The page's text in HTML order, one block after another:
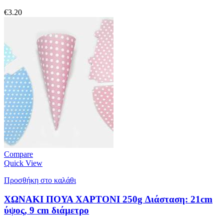
€3.20
Compare
Quick View
Προσθήκη στο καλάθι
ΧΩΝΑΚΙ ΠΟΥΑ ΧΑΡΤΟΝΙ 250g Διάσταση: 21cm
ύψος, 9 cm διάμετρο